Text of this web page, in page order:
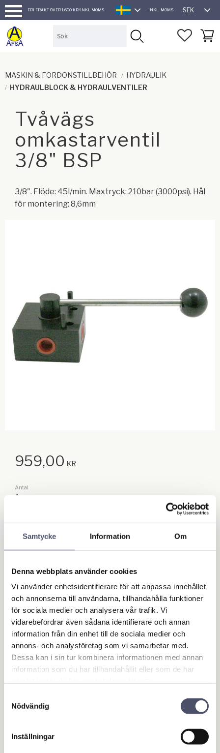
Samtycke Information Om
Denna webbplats använder cookies
Vi använder enhetsidentifierare för att anpassa innehållet
och annonserna till användarna, tillhandahålla funktioner
för sociala medier och analysera vår trafik. Vi
vidarebefordrar även sådana identifierare och annan
information från din enhet till de sociala medier och
annons- och analysföretag som vi samarbetar med.
Dessa kan i sin tur kombinera informationen med annan
information som du har tillhandahållit eller som de har
Nödvändig
Inställningar
Meny
FRI FRAKT ÖVER 1.600 KR/INKL MOMS
SVENSKA
INKL. MOMS SEK
MASKIN & FORDONSTILLBEHÖR
HYDRAULIK
HYDRAULBLOCK & HYDRAULVENTILER
Tvåvägs
omkastarventil
3/8" BSP
3/8". Flöde: 45l/min. Maxtryck: 210bar (3000psi). Hål
för montering: 8,6mm
959,00 KR
Antal
Lägg
Artikelnr
Ge ett omdöme!
Omdömen
Du